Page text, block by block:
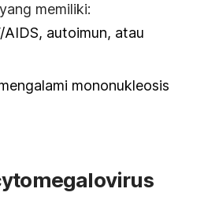
memiliki:
autoimun, atau
mononukleosis